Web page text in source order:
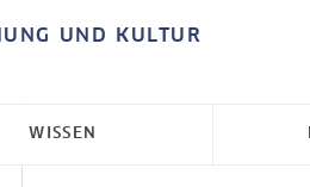
UND KULTUR
WISSEN